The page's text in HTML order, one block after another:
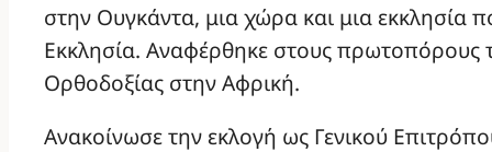
στην Ουγκάντα, μια χώρα και μια εκκλησία
Εκκλησία. Αναφέρθηκε στους πρωτοπόρους
Ορθοδοξίας στην Αφρική.
Ανακοίνωσε την εκλογή ως Γενικού